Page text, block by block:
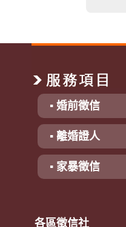
▪ 婚前徵信
▪ 離婚證人
▪ 家暴徵信
各區徵信社